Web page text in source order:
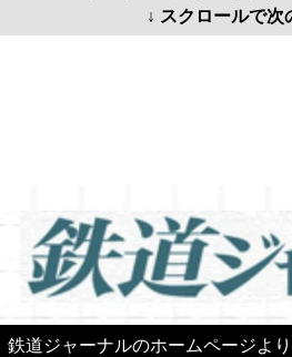
↓ スクロールで次
鉄道ジャーナルのホームページより